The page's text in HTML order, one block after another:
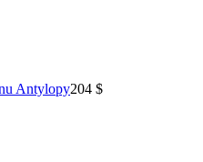
Antylopy204 $